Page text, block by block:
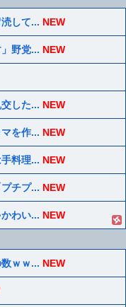
して... NEW
野党... NEW
した... NEW
を作... NEW
料理... NEW
チプ... NEW
わい... NEW
ｗｗ... NEW